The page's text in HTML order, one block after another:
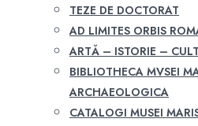
TEZE DE DOCTORAT
AD LIMITES ORBIS
ARTĂ – ISTORIE –
BIBLIOTHECA MVSEI
ARCHAEOLOGICA
CATALOGI MUSEI